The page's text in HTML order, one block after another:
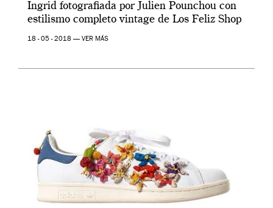
Ingrid fotografiada por Julien Pounchou con
estilismo completo vintage de Los Feliz Shop
18 - 05 - 2018 — VER MÁS